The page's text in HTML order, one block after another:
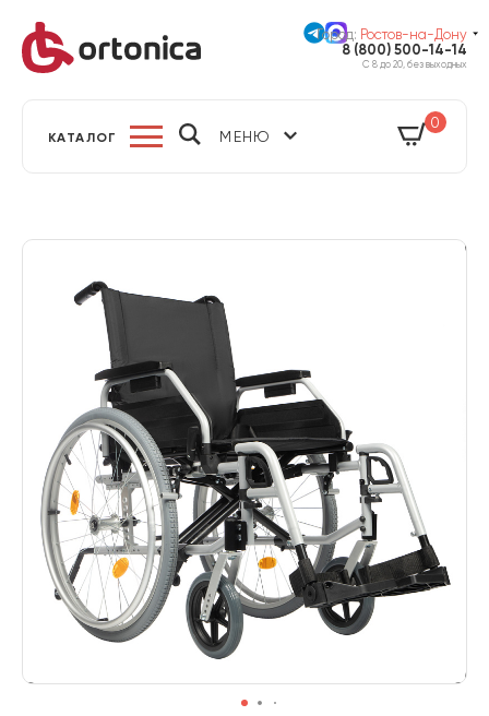
Город: Ростов-на-Дону
8 (800) 500-14-14
С 8 до 20, без выходных
КАТАЛОГ МЕНЮ
0